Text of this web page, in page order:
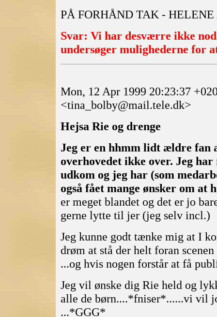
PÅ FORHÅND TAK -
Svar: Vi har desværre ikke
undersøger mulighederne for
Mon, 12 Apr 1999 20:23:37
<tina_bolby@mail.tele.dk>
Hejsa Rie og drenge
Jeg er en hhmm lidt ældre fan
overhovedet ikke over. Jeg
udkom og jeg har (som
også fået mange ønsker om at
er meget blandet og det er jo
gerne lytte til jer (jeg selv incl.)
Jeg kunne godt tænke mig at I
drøm at stå der helt foran
...og hvis nogen forstår at få
Jeg vil ønske dig Rie held og
alle de børn....*fniser*......vi vil
...*GGG*